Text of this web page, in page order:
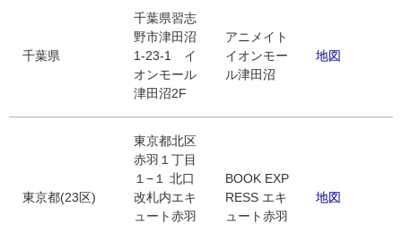
千葉県
千葉県習志
野市津田沼
1-23-1 イ
オンモール
津田沼2F
アニメイト
イオンモー
ル津田沼
地図
東京都(23区)
東京都北区
赤羽１丁目
１−１ 北口
改札内エキ
ュート赤羽
BOOK EXP
RESS エキ
ュート赤羽
地図